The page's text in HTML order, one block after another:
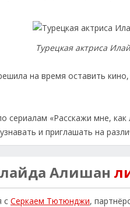
Турецкая актриса
на время оставить
сериалам «Расскажи мне, как
и приглашать на
Алишан
с Серкаем Тютюнджи,